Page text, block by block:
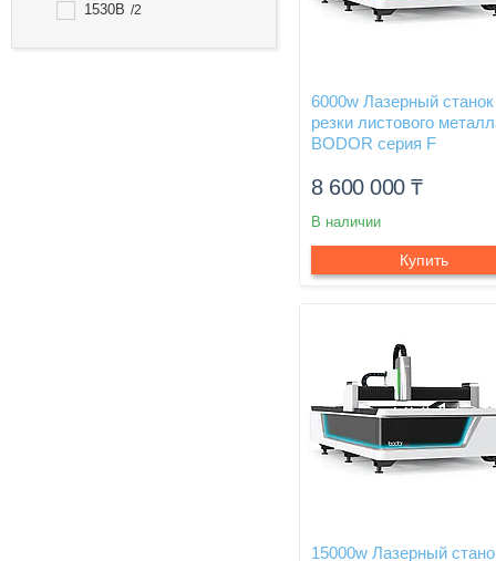
1530B 2
6000w Лазерный
резки листового
BODOR серия F
8 600 000₸
В наличии
Купить
15000w Лазерный